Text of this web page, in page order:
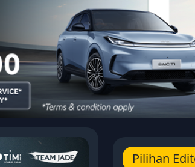
Pilihan